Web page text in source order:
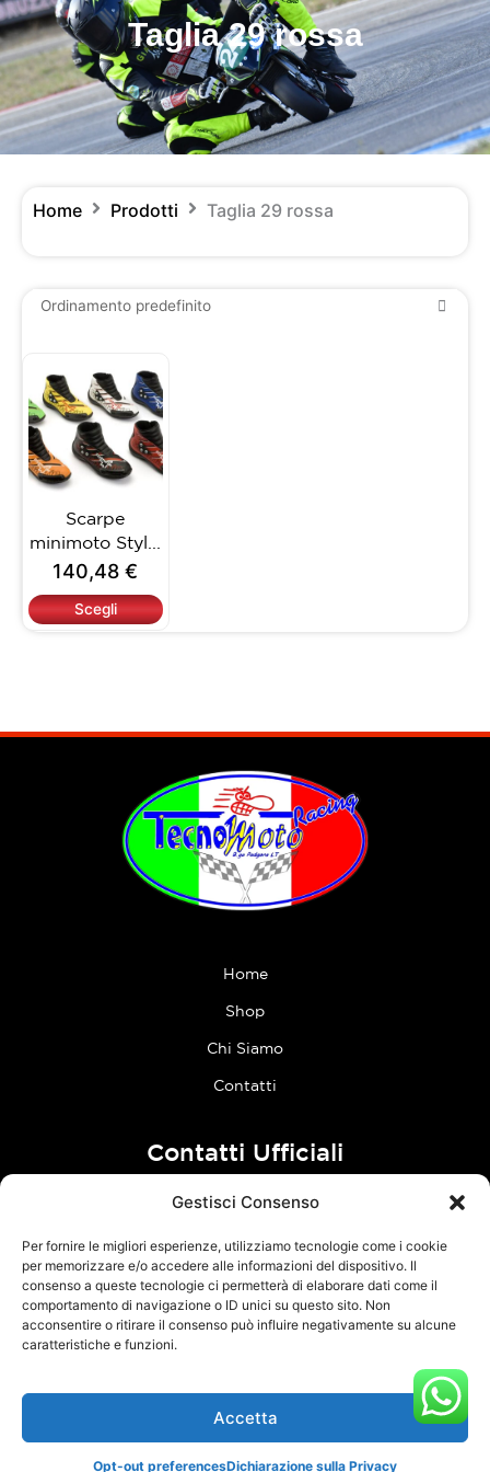
Gestisci Consenso
Per fornire le migliori esperienze, utilizziamo tecnologie come i cookie
per memorizzare e/o accedere alle informazioni del dispositivo. Il
consenso a queste tecnologie ci permetterà di elaborare dati come il
comportamento di navigazione o ID unici su questo sito. Non
acconsentire o ritirare il consenso può influire negativamente su alcune
caratteristiche e funzioni.
Accetta
Opt-out preferencesDichiarazione sulla Privacy
Taglia 29 rossa
Home Prodotti Taglia 29 rossa
Scarpe
minimoto Styl...
140,48€
Scegli
prodotto
ha
più
varianti.
Le
possono
essere
scelte
nella
pagina
Home
Shop
Chi Siamo
Contatti
Contatti Ufficiali
Follow Us
F
b
o
I
g
TCM Racing s.r.l.s. – Via Acque Alte, snc – 04100 Latina – P.Iva
03126380595 –Privacy Policy–Cookie Policy